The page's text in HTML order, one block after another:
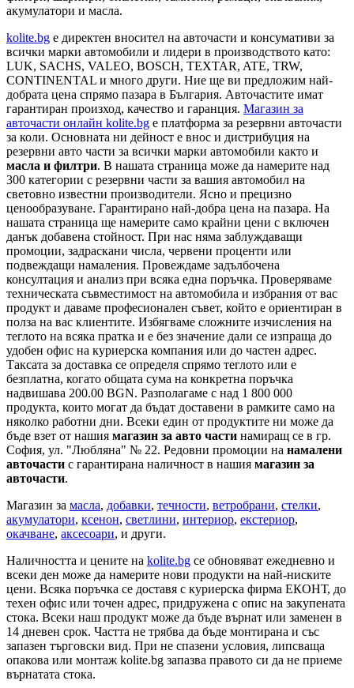
акумулатори и масла.
kolite.bg e директен вносител на авточасти и консумативи за
всички марки автомобили и лидери в производството като:
LUK, SACHS, VALEO, BOSCH, TEXTAR, ATE, TRW,
CONTINENTAL и много други. Ние ще ви предложим най-
добрата цена спрямо пазара в България. Авточастите имат
гарантиран произход, качество и гаранция. Магазин за
авточасти онлайн kolite.bg е платформа за резервни авточасти
за коли. Основната ни дейност е внос и дистрибуция на
резервни авто части за всички марки автомобили както и
масла и филтри. В нашата страница може да намерите над
300 категории с резервни части за вашия автомобил на
световно известни производители. Ясно и прецизно
ценообразуване. Гарантирано най-добра цена на пазара. На
нашата страница ще намерите само крайни цени с включен
данък добавена стойност. При нас няма заблуждаващи
промоции, задраскани числа, червени проценти или
подвеждащи намаления. Провеждаме задълбочена
консултация и анализ при всяка една поръчка. Проверяваме
техническата съвместимост на автомобила и избрания от вас
продукт и даваме професионален съвет, който е ориентиран в
полза на вас клиентите. Избягваме сложните изчисления на
теглото на всяка пратка и е без значение дали се изпраща до
удобен офис на куриерска компания или до частен адрес.
Таксата за доставка се определя спрямо теглото или е
безплатна, когато общата сума на конкретна поръчка
надвишава 200.00 BGN. Разполагаме с над 1 800 000
продукта, които могат да бъдат доставени в рамките само на
няколко работни дни. Всеки един от продуктите ни може да
бъде взет от нашия магазин за авто части намиращ се в гр.
София, ул. "Любляна" № 22. Редовни промоции на намалени
авточасти с гарантирана наличност в нашия магазин за
авточасти.
Магазин за масла, добавки, течности, ветробрани, стелки,
акумулатори, ксенон, светлини, интериор, екстериор,
окачване, аксесоари, и други.
Наличността и цените на kolite.bg се обновяват ежедневно и
всеки ден може да намерите нови продукти на най-ниските
цени. Всяка поръчка се доставя с куриерска фирма ЕКОНТ, до
техен офис или точен адрес, придружена с опис на закупената
стока. Всеки наш продукт може да бъде върнат или заменен в
14 дневен срок. Частта не трябва да бъде монтирана и със
запазен търговски вид. При не спазени условия, липсваща
опакова или монтаж kolite.bg запазва правото си да не приеме
върнатата стока.